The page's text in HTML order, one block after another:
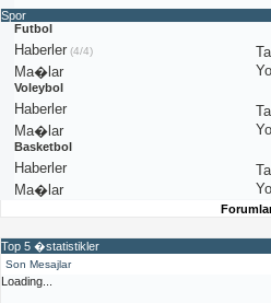
Spor
Futbol
Haberler(4/4)
Ma�lar
Voleybol
Haberler
Ma�lar
Basketbol
Haberler
Ma�lar
Top 5 �statistikler
Son Mesajlar
Loading...